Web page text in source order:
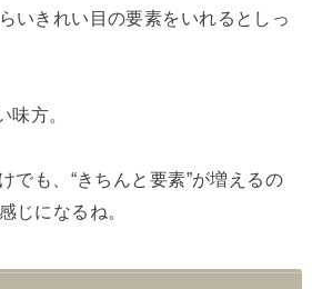
いきれい目の要素をいれるとしっ
味方。
でも、“きちんと要素”が増えるの
じになるね。